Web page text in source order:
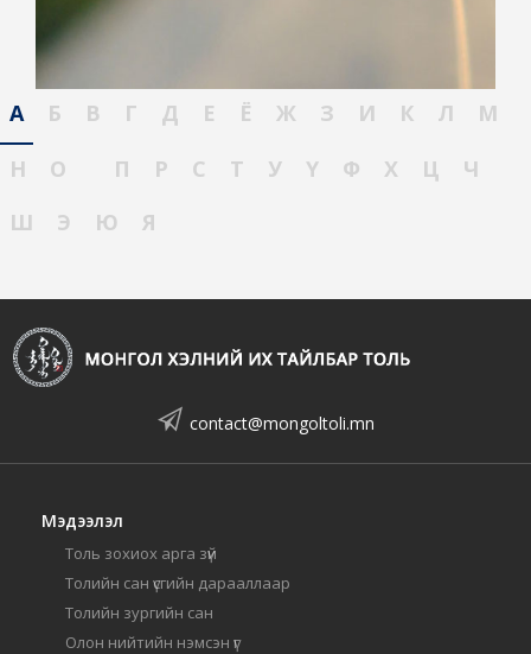
А Б В Г Д Е Ё Ж З И К Л
М
Н
О П Р С Т У Ү Ф Х Ц
Ч
Ш
Э Ю Я
contact@mongoltoli.mn
Мэдээлэл
Толь зохиох арга зүй
Толийн сан үсгийн дарааллаар
Толийн зургийн сан
Олон нийтийн нэмсэн үг